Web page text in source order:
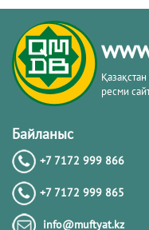
БИЫЛ РАМАЗАН АЙЫ 13
БАСТАЛАДЫ (ФОТО)
02.04.2021
БЕРІЛДІ (ФОТО)
02.05.2021
ҚМДБ: БИЫЛ РАМАЗАН АЙЫ 2
СӘУІРДЕ БАСТАЛАДЫ (ФОТО)
ресми
Байланыс
+7 7172 999 866
+7 7172 999 865
info@muftyat.kz